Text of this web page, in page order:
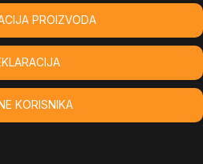
PROIZVODA
KORISNIKA